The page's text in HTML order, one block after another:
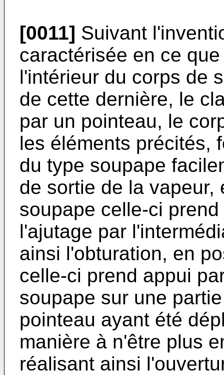
[0011] Suivant
caractérisée en ce
l'intérieur du corps de
de cette dernière, le
par un pointeau, le
les éléments précités,
du type soupape
de sortie de la vapeur,
soupape celle-ci
l'ajutage par
ainsi l'obturation, en
celle-ci prend appui
soupape sur une
pointeau ayant été
manière à n'être plus
réalisant ainsi